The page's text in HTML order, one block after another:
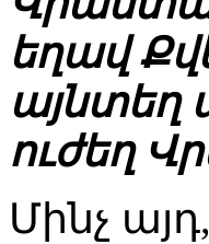
եղավ
այնտեղ
ուժեղ
Մինչ